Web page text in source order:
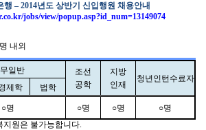
행 – 2014년도 상반기 신입행원 채용안내
jobs/view/popup.asp?id_num=13149074
명 내외
일반
조선
공학
지방
인재
청년인턴수료자
제학 법학
○명 ○명 ○명
○명
지원은 불가능합니다.